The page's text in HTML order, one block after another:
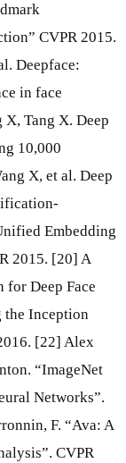
CVPR 2015.
Deepface:
in face
Tang X. Deep
10,000
X, et al. Deep
Embedding
2015. [20] A
for Deep Face
the Inception
[22] Alex
“ImageNet
Networks”.
F. “Ava: A
CVPR